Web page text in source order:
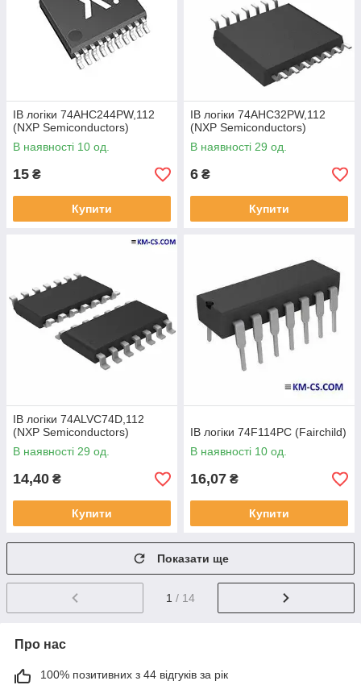
ІВ логіки 74AHC244PW,112
(NXP Semiconductors)
В наявності 10 од.
15 ₴
Купити
ІВ логіки 74AHC32PW,112
(NXP Semiconductors)
В наявності 29 од.
6 ₴
Купити
ІВ логіки 74ALVC74D,112
(NXP Semiconductors)
В наявності 29 од.
14,40 ₴
Купити
ІВ логіки 74F114PC (Fairchild)
В наявності 10 од.
16,07 ₴
Купити
Показати ще
1 / 14
Про нас
100% позитивних з 44 відгуків за рік